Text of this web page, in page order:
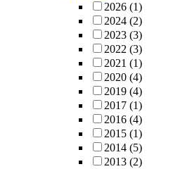
2026 (1)
2024 (2)
2023 (3)
2022 (3)
2021 (1)
2020 (4)
2019 (4)
2017 (1)
2016 (4)
2015 (1)
2014 (5)
2013 (2)